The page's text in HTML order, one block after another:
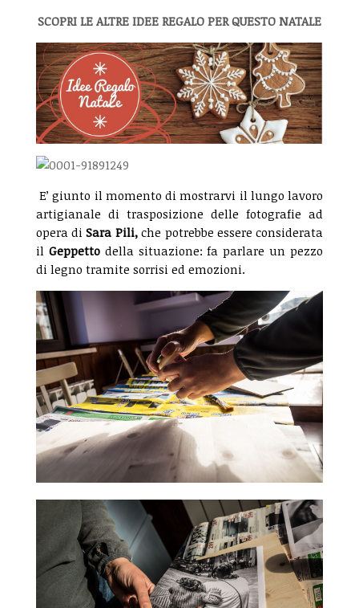
SCOPRI LE ALTRE IDEE REGALO PER QUESTO NATALE
E’ giunto il momento di mostrarvi il lungo lavoro
artigianale di trasposizione delle fotografie ad
opera di Sara Pili,che potrebbe essere considerata
il Geppettodella situazione: fa parlare un pezzo
di legno tramite sorrisi ed emozioni.